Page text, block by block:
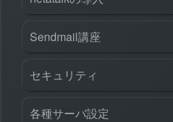
Sendmail講座
セキュリティ
各種サーバ設定